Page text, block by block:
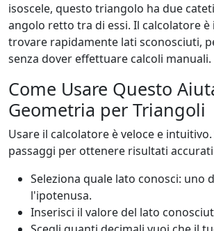
isoscele, questo triangolo ha due
angolo retto tra di essi. Il calcolatore è
trovare rapidamente lati sconosciuti,
senza dover effettuare calcoli manuali.
Come Usare Questo
Geometria per Triangoli
Usare il calcolatore è veloce e
passaggi per ottenere risultati
Seleziona quale lato conosci: uno
l'ipotenusa.
Inserisci il valore del lato